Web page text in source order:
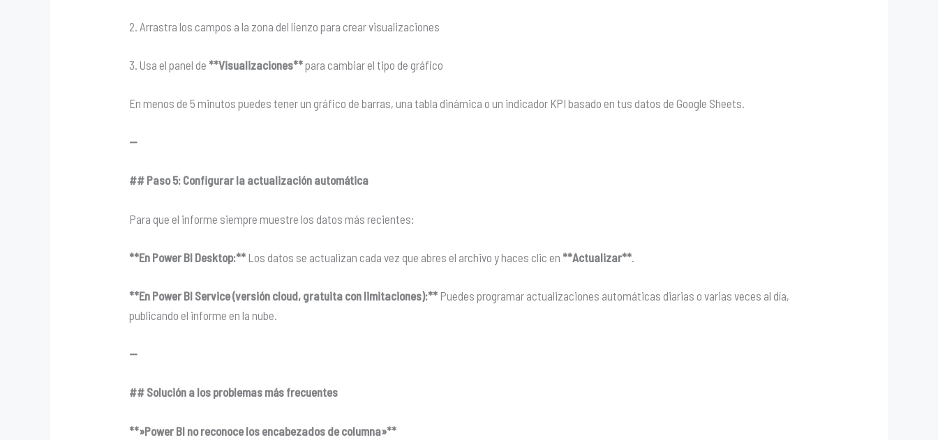
2. Arrastra los campos a la zona del lienzo para crear visualizaciones
3. Usa el panel de **Visualizaciones**para cambiar el tipo de gráfico
En menos de 5 minutos puedes tener un gráfico de barras, una tabla dinámica o un indicador KPI basado en tus datos de Google Sheets.
—
## Paso 5: Configurar la actualización automática
Para que el informe siempre muestre los datos más recientes:
**En Power BI Desktop:** Los datos se actualizan cada vez que abres el archivo y haces clic en **Actualizar**
**En Power BI Service (versión cloud, gratuita con limitaciones):** Puedes programar actualizaciones automáticas diarias o varias veces al día,
publicando el informe en la nube.
—
## Solución a los problemas más frecuentes
**»Power BI no reconoce los encabezados de columna»**